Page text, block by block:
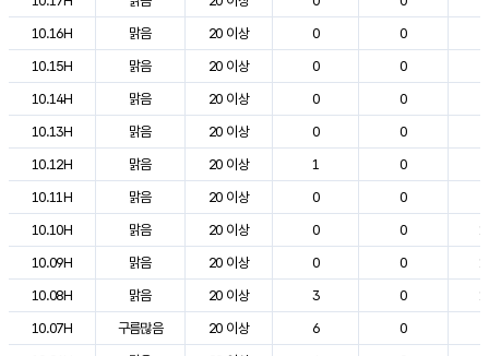
10.16H
맑음 20 이상 0 0
10.15H
맑음 20 이상 0 0
10.14H
맑음 20 이상 0 0
10.13H
맑음 20 이상 0 0
10.12H
맑음 20 이상 1 0
10.11H
맑음 20 이상 0 0
10.10H
맑음 20 이상 0 0
10.09H
맑음 20 이상 0 0
10.08H
맑음 20 이상 3 0
10.07H
구름많음 20 이상 6 0